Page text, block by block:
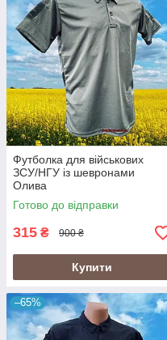
Футболка для військових
ЗСУ/НГУ із шевронами
Олива
Готово до відправки
315 ₴ 900 ₴
Купити
–65%